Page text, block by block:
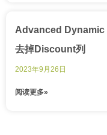
Advanced
去掉Discount列
2023年9月26日
阅读更多»